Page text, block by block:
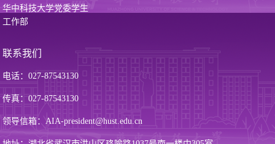
华中科技大学党委学生
工作部
联系我们
电话：027-87543130
传真：027-87543130
领导信箱：AIA-president@hust.edu.cn